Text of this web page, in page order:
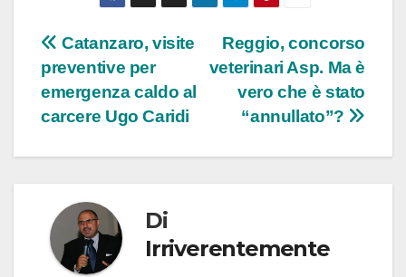
Navigazione
articoli
Reggio, concorso
veterinari Asp. Ma è
vero che è stato
“annullato”?
Catanzaro, visite
preventive per
emergenza caldo al
carcere Ugo Caridi
Di
Irriverentemente